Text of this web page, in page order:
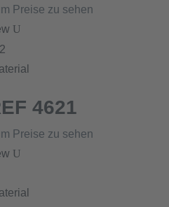
Preise zu sehen
4621
Preise zu sehen